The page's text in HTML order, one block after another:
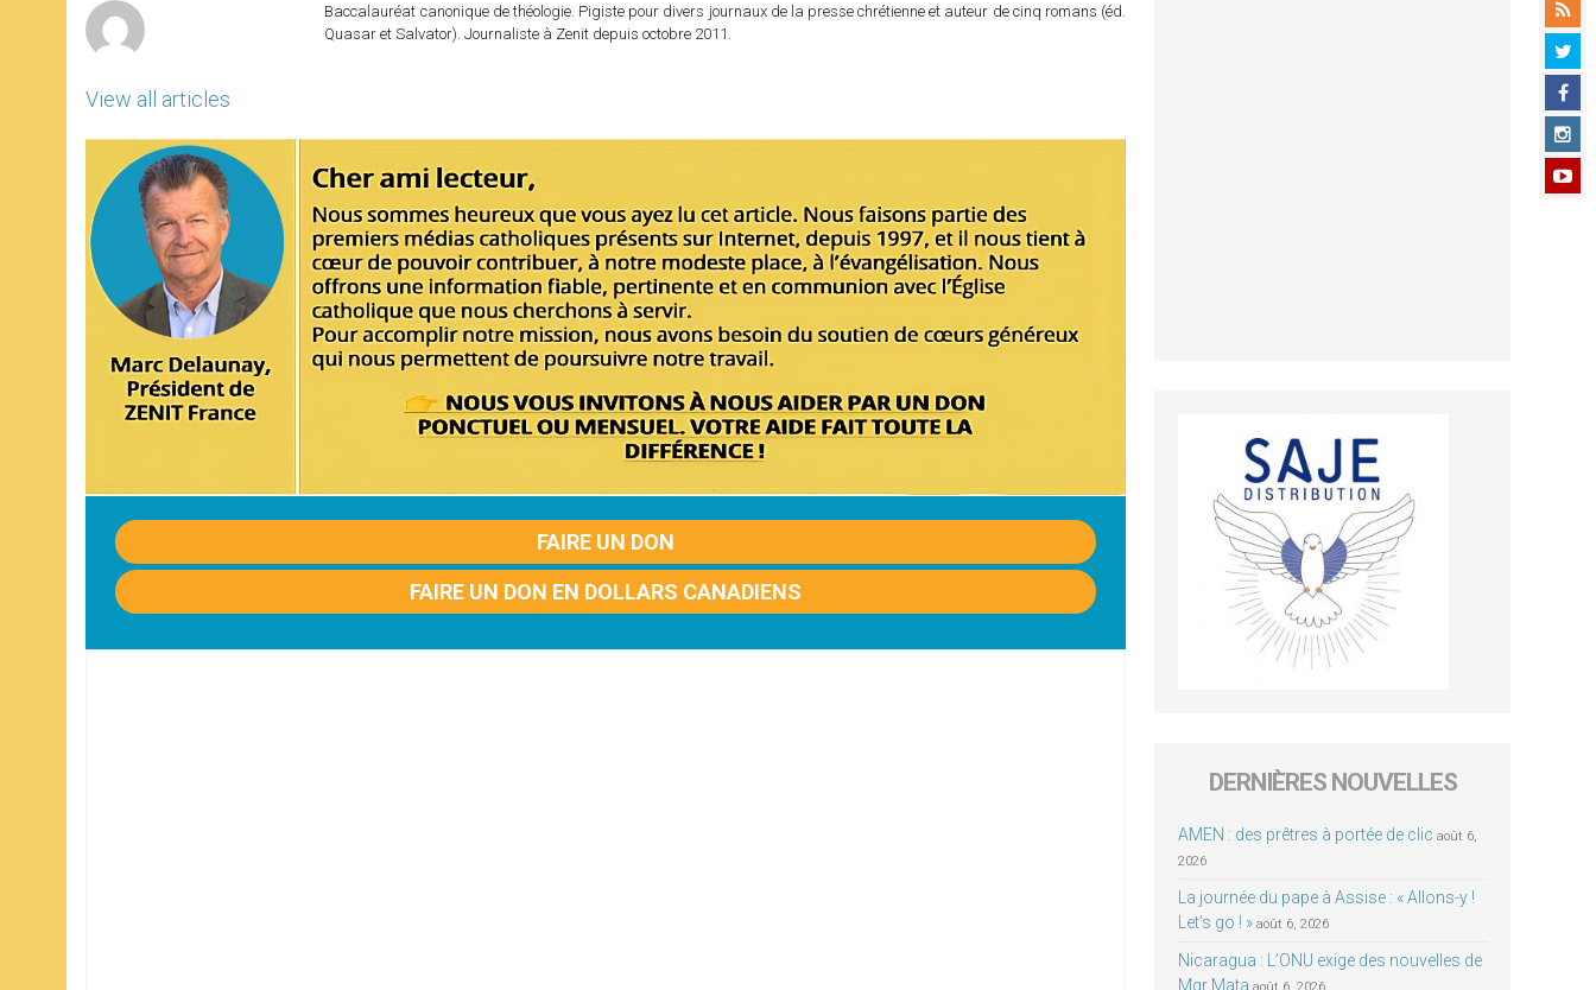
View all articles
Baccalauréat canonique de théologie. Pigiste pour divers journaux de la presse chrétienne et auteur de cinq romans (éd.
Quasar et Salvator). Journaliste à Zenit depuis octobre 2011.
FAIRE UN DON
FAIRE UN DON EN DOLLARS CANADIENS
DERNIÈRES NOUVELLES
AMEN : des prêtres à portée de clic août 6,
2026
La journée du pape à Assise : « Allons-y !
Let’s go ! » août 6, 2026
Nicaragua : L’ONU exige des nouvelles de
Mgr Mata